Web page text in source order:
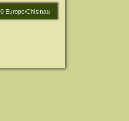
Europe/Chisinau